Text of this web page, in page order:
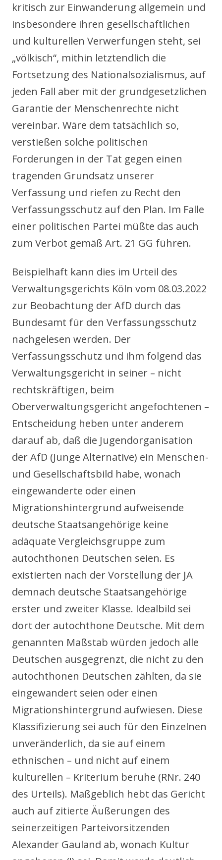
kritisch zur Einwanderung allgemein und
insbesondere ihren gesellschaftlichen
und kulturellen Verwerfungen steht, sei
„völkisch“, mithin letztendlich die
Fortsetzung des Nationalsozialismus, auf
jeden Fall aber mit der grundgesetzlichen
Garantie der Menschenrechte nicht
vereinbar. Wäre dem tatsächlich so,
verstießen solche politischen
Forderungen in der Tat gegen einen
tragenden Grundsatz unserer
Verfassung und riefen zu Recht den
Verfassungsschutz auf den Plan. Im Falle
einer politischen Partei müßte das auch
zum Verbot gemäß Art. 21 GG führen.
Beispielhaft kann dies im Urteil des
Verwaltungsgerichts Köln vom 08.03.2022
zur Beobachtung der AfD durch das
Bundesamt für den Verfassungsschutz
nachgelesen werden. Der
Verfassungsschutz und ihm folgend das
Verwaltungsgericht in seiner – nicht
rechtskräftigen, beim
Oberverwaltungsgericht angefochtenen –
Entscheidung heben unter anderem
darauf ab, daß die Jugendorganisation
der AfD (Junge Alternative) ein Menschen-
und Gesellschaftsbild habe, wonach
eingewanderte oder einen
Migrationshintergrund aufweisende
deutsche Staatsangehörige keine
adäquate Vergleichsgruppe zum
autochthonen Deutschen seien. Es
existierten nach der Vorstellung der JA
demnach deutsche Staatsangehörige
erster und zweiter Klasse. Idealbild sei
dort der autochthone Deutsche. Mit dem
genannten Maßstab würden jedoch alle
Deutschen ausgegrenzt, die nicht zu den
autochthonen Deutschen zählten, da sie
eingewandert seien oder einen
Migrationshintergrund aufwiesen. Diese
Klassifizierung sei auch für den Einzelnen
unveränderlich, da sie auf einem
ethnischen – und nicht auf einem
kulturellen – Kriterium beruhe (RNr. 240
des Urteils). Maßgeblich hebt das Gericht
auch auf zitierte Äußerungen des
seinerzeitigen Parteivorsitzenden
Alexander Gauland ab, wonach Kultur